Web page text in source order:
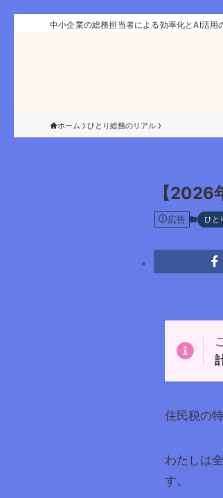
中小企業の総務担当者による効率化とAI活用
ホーム ひとり総務のリアル
【2026
広告 ひと
住民税の
わたしは
す。